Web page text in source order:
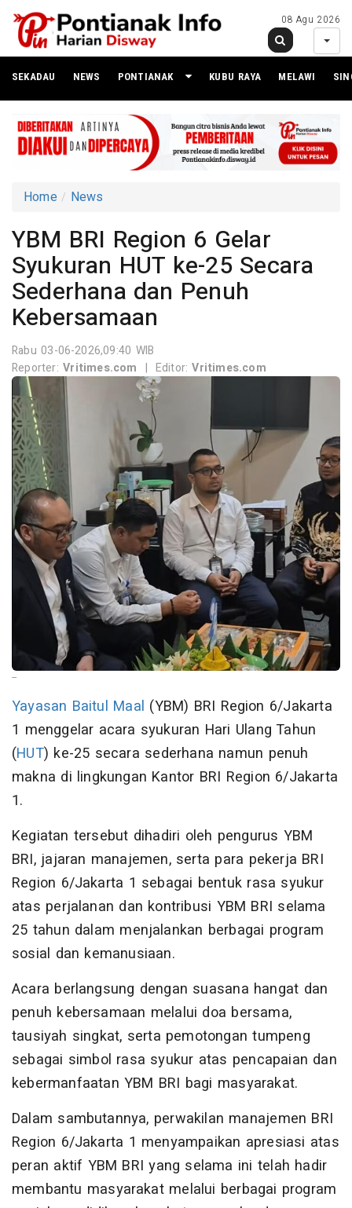
08 Agu 2026
SEKADAU NEWS PONTIANAK KUBU RAYA MELAWI
Home News
YBM BRI Region 6 Gelar
Syukuran HUT ke-25 Secara
Sederhana dan Penuh
Kebersamaan
Rabu 03-06-2026,09:40 WIB
Reporter:Vritimes.com | Editor:Vritimes.com
--
Yayasan Baitul Maal (YBM) BRI Region 6/Jakarta
1 menggelar acara syukuran Hari Ulang Tahun
(HUT) ke-25 secara sederhana namun penuh
makna di lingkungan Kantor BRI Region 6/Jakarta
1.
Kegiatan tersebut dihadiri oleh pengurus YBM
BRI, jajaran manajemen, serta para pekerja BRI
Region 6/Jakarta 1 sebagai bentuk rasa syukur
atas perjalanan dan kontribusi YBM BRI selama
25 tahun dalam menjalankan berbagai program
sosial dan kemanusiaan.
Acara berlangsung dengan suasana hangat dan
penuh kebersamaan melalui doa bersama,
tausiyah singkat, serta pemotongan tumpeng
sebagai simbol rasa syukur atas pencapaian dan
kebermanfaatan YBM BRI bagi masyarakat.
Dalam sambutannya, perwakilan manajemen BRI
Region 6/Jakarta 1 menyampaikan apresiasi atas
peran aktif YBM BRI yang selama ini telah hadir
membantu masyarakat melalui berbagai program